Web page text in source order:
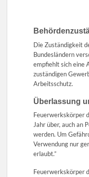
Die Zuständigkeit
Bundesländern
empfiehlt sich eine
zuständigen
Arbeitsschutz.
Überlassung
Feuerwerkskörper
Jahr über, auch an
werden. Um
Verwendung nur
erlaubt.”
Feuerwerkskörper